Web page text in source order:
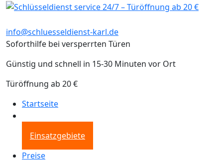
info@schluesseldienst-karl.de
Soforthilfe bei versperrten Türen
Günstig und schnell in 15-30 Minuten vor Ort
Türöffnung ab 20 €
Startseite
Einsatzgebiete
Preise